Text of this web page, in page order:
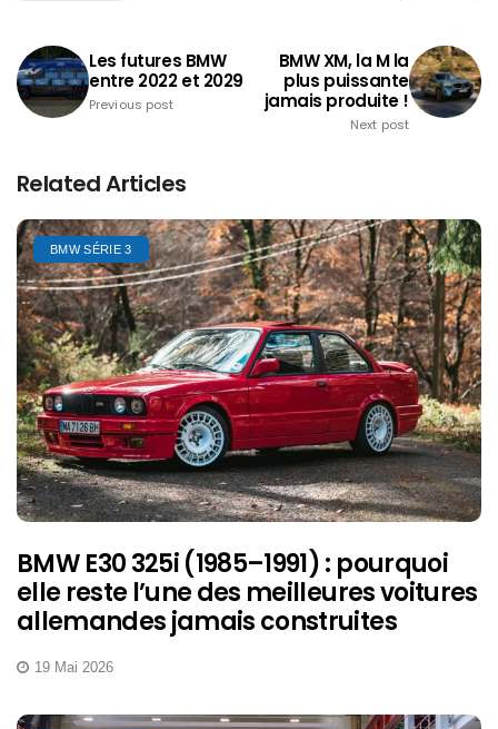
Les futures BMW
entre 2022 et 2029
Previous post
BMW XM, la M la
plus puissante
jamais produite !
Next post
Related Articles
BMW SÉRIE 3
BMW E30 325i (1985–1991) : pourquoi
elle reste l’une des meilleures voitures
allemandes jamais construites
19 Mai 2026